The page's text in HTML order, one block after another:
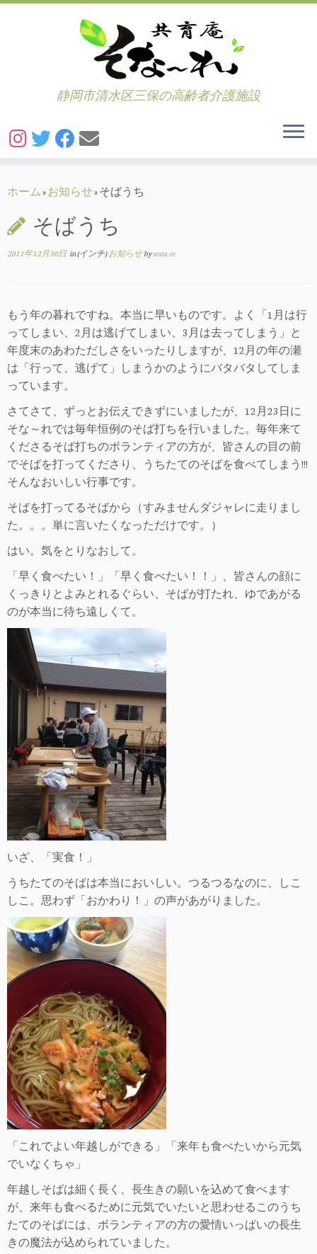
ン
ン
ッ
プ
静岡市清水区三保の高齢者介護施設
ホーム»お知らせ»そばうち
そばうち
2011年12月30日 in (インチ)お知らせbysona-re
もう年の暮れですね。本当に早いものです。よく「1月は行
ってしまい、2月は逃げてしまい、3月は去ってしまう」と
年度末のあわただしさをいったりしますが、12月の年の瀬
は「行って、逃げて」しまうかのようにバタバタしてしま
っています。
さてさて、ずっとお伝えできずにいましたが、12月23日に
そな～れでは毎年恒例のそば打ちを行いました。毎年来て
くださるそば打ちのボランティアの方が、皆さんの目の前
でそばを打ってくださり、うちたてのそばを食べてしまう!!!
そんなおいしい行事です。
そばを打ってるそばから（すみませんダジャレに走りまし
た。。。単に言いたくなっただけです。）
はい。気をとりなおして。
「早く食べたい！」「早く食べたい！！」、皆さんの顔に
くっきりとよみとれるぐらい、そばが打たれ、ゆであがる
のが本当に待ち遠しくて。
いざ、「実食！」
うちたてのそばは本当においしい。つるつるなのに、しこ
しこ。思わず「おかわり！」の声があがりました。
「これでよい年越しができる」「来年も食べたいから元気
でいなくちゃ」
年越しそばは細く長く、長生きの願いを込めて食べます
が、来年も食べるために元気でいたいと思わせるこのうち
たてのそばには、ボランティアの方の愛情いっぱいの長生
きの魔法が込められていました。